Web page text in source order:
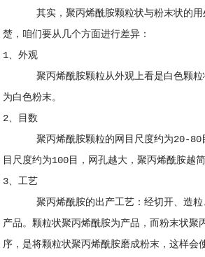
其实，聚丙烯酰胺颗粒状与粉末状的用
楚，咱们要从几个方面进行差异：
1、外观
聚丙烯酰胺颗粒从外观上看是白色颗粒
为白色粉末。
2、目数
聚丙烯酰胺颗粒的网目尺度约为20-80目
目尺度约为100目，网孔越大，聚丙烯酰胺越简
3、工艺
聚丙烯酰胺的出产工艺：经切开、造粒
产品。颗粒状聚丙烯酰胺为产品，而粉末状聚
序，是将颗粒状聚丙烯酰胺磨成粉末，这样会